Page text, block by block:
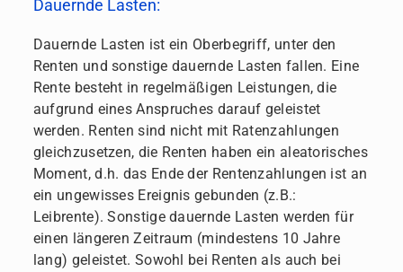
Dauernde Lasten:
Dauernde Lasten ist ein Oberbegriff, unter den
Renten und sonstige dauernde Lasten fallen. Eine
Rente besteht in regelmäßigen Leistungen, die
aufgrund eines Anspruches darauf geleistet
werden. Renten sind nicht mit Ratenzahlungen
gleichzusetzen, die Renten haben ein aleatorisches
Moment, d.h. das Ende der Rentenzahlungen ist an
ein ungewisses Ereignis gebunden (z.B.:
Leibrente). Sonstige dauernde Lasten werden für
einen längeren Zeitraum (mindestens 10 Jahre
lang) geleistet. Sowohl bei Renten als auch bei